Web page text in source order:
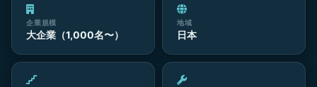
企業規模
大企業（1,000名〜）
地域
日本